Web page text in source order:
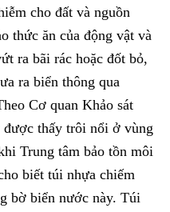
cho đất và nguồn
thức ăn của động vật và
ra bãi rác hoặc đốt bỏ,
ra biển thông qua
Cơ quan Khảo sát
thấy trôi nổi ở vùng
Trung tâm bảo tồn môi
biết túi nhựa chiếm
bờ biển nước này. Túi